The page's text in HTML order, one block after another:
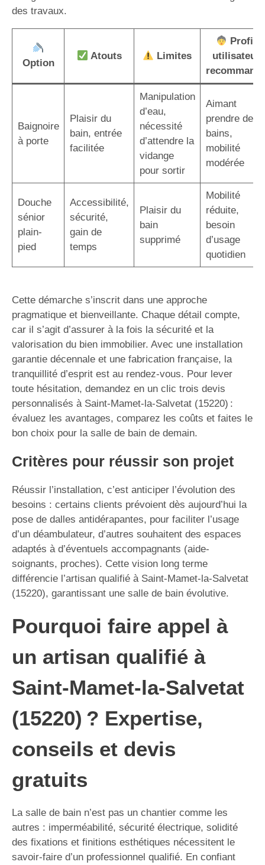
des travaux.
Option
Atouts Limites
Profil
utilisateur
Baignoire
à porte
Plaisir du
bain, entrée
facilitée
Manipulation
d’eau,
nécessité
d’attendre la
vidange
pour sortir
Aimant
prendre des
bains,
mobilité
modérée
Douche
sénior
plain-
pied
Accessibilité,
sécurité,
gain de
temps
Plaisir du
bain
supprimé
Mobilité
réduite,
besoin
d’usage
quotidien
Cette démarche s’inscrit dans une approche
pragmatique et bienveillante. Chaque détail compte,
car il s’agit d’assurer à la fois la sécurité et la
valorisation du bien immobilier. Avec une installation
garantie décennale et une fabrication française, la
tranquillité d’esprit est au rendez-vous. Pour lever
toute hésitation, demandez en un clic trois devis
personnalisés à Saint-Mamet-la-Salvetat (15220) :
évaluez les avantages, comparez les coûts et faites le
bon choix pour la salle de bain de demain.
Critères pour réussir son projet
Réussir l’installation, c’est anticiper l’évolution des
besoins : certains clients prévoient dès aujourd’hui la
pose de dalles antidérapantes, pour faciliter l’usage
d’un déambulateur, d’autres souhaitent des espaces
adaptés à d’éventuels accompagnants (aide-
soignants, proches). Cette vision long terme
différencie l’artisan qualifié à Saint-Mamet-la-Salvetat
(15220), garantissant une salle de bain évolutive.
Pourquoi faire appel à
un artisan qualifié à
Saint-Mamet-la-Salvetat
(15220) ? Expertise,
conseils et devis
gratuits
La salle de bain n’est pas un chantier comme les
autres : imperméabilité, sécurité électrique, solidité
des fixations et finitions esthétiques nécessitent le
savoir-faire d’un professionnel qualifié. En confiant